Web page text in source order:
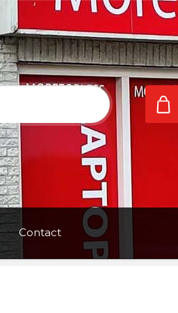
Contact